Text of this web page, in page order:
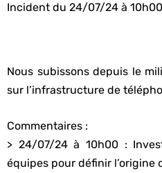
Incident du 24/07/24 à
Nous subissons depuis le
sur l’infrastructure de
Commentaires :
> 24/07/24 à 10h00 :
équipes pour définir l’origine